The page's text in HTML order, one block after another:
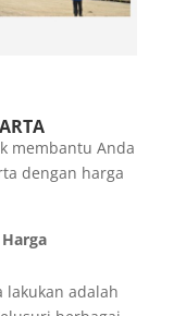
membantu Anda
dengan harga
lakukan adalah